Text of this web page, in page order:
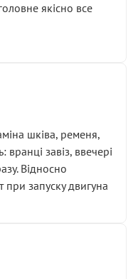
якісно все
шківа, ременя,
завіз, ввечері
Відносно
при запуску двигуна